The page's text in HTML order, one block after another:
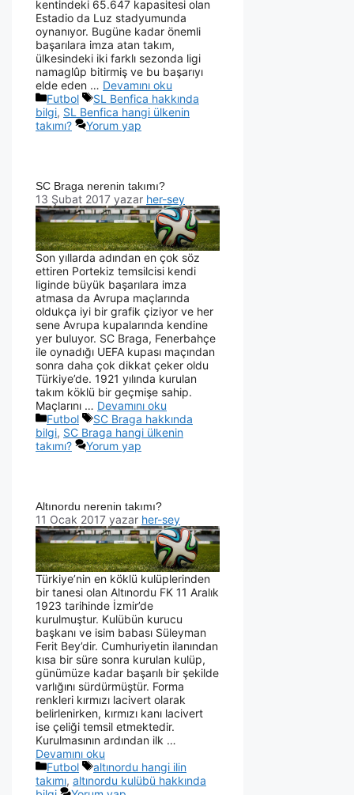
kentindeki 65.647 kapasitesi olan
Estadio da Luz stadyumunda
oynanıyor. Bugüne kadar önemli
başarılara imza atan takım,
ülkesindeki iki farklı sezonda ligi
namaglûp bitirmiş ve bu başarıyı
elde eden … Devamını oku
Futbol
SL Benfica hakkında
bilgi, SL Benfica hangi ülkenin
takımı?
Yorum yap
SC Braga nerenin takımı?
13 Şubat 2017 yazar her-sey
Son yıllarda adından en çok söz
ettiren Portekiz temsilcisi kendi
liginde büyük başarılara imza
atmasa da Avrupa maçlarında
oldukça iyi bir grafik çiziyor ve her
sene Avrupa kupalarında kendine
yer buluyor. SC Braga, Fenerbahçe
ile oynadığı UEFA kupası maçından
sonra daha çok dikkat çeker oldu
Türkiye’de. 1921 yılında kurulan
takım köklü bir geçmişe sahip.
Maçlarını … Devamını oku
Futbol
SC Braga hakkında
bilgi, SC Braga hangi ülkenin
takımı?
Yorum yap
Altınordu nerenin takımı?
11 Ocak 2017 yazar her-sey
Türkiye’nin en köklü kulüplerinden
bir tanesi olan Altınordu FK 11 Aralık
1923 tarihinde İzmir’de
kurulmuştur. Kulübün kurucu
başkanı ve isim babası Süleyman
Ferit Bey’dir. Cumhuriyetin ilanından
kısa bir süre sonra kurulan kulüp,
günümüze kadar başarılı bir şekilde
varlığını sürdürmüştür. Forma
renkleri kırmızı lacivert olarak
belirlenirken, kırmızı kanı lacivert
ise çeliği temsil etmektedir.
Kurulmasının ardından ilk …
Devamını oku
Futbol
altınordu hangi ilin
takımı, altınordu kulübü hakkında